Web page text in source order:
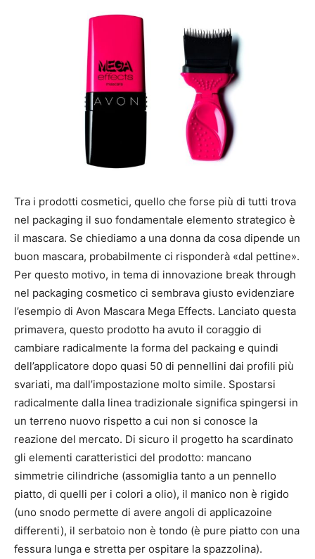
Tra i prodotti cosmetici, quello che forse più di tutti trova
nel packaging il suo fondamentale elemento strategico è
il mascara. Se chiediamo a una donna da cosa dipende un
buon mascara, probabilmente ci risponderà «dal pettine».
Per questo motivo, in tema di innovazione break through
nel packaging cosmetico ci sembrava giusto evidenziare
l’esempio di Avon Mascara Mega Effects. Lanciato questa
primavera, questo prodotto ha avuto il coraggio di
cambiare radicalmente la forma del packaing e quindi
dell’applicatore dopo quasi 50 di pennellini dai profili più
svariati, ma dall’impostazione molto simile. Spostarsi
radicalmente dalla linea tradizionale significa spingersi in
un terreno nuovo rispetto a cui non si conosce la
reazione del mercato. Di sicuro il progetto ha scardinato
gli elementi caratteristici del prodotto: mancano
simmetrie cilindriche (assomiglia tanto a un pennello
piatto, di quelli per i colori a olio), il manico non è rigido
(uno snodo permette di avere angoli di applicazoine
differenti), il serbatoio non è tondo (è pure piatto con una
fessura lunga e stretta per ospitare la spazzolina).